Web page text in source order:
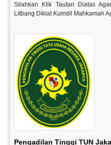
Silahkan Klik Tautan Diatas
Litbang Diklat Kumdil Mahkamah
Pengadilan Tinggi TUN